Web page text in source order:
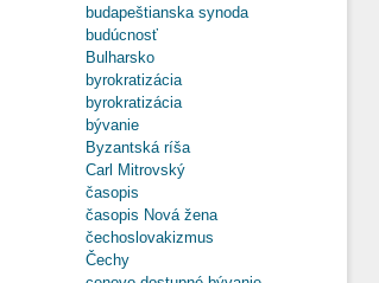
budapeštianska synoda
budúcnosť
Bulharsko
byrokratizácia
byrokratizácia
bývanie
Byzantská ríša
Carl Mitrovský
časopis
časopis Nová žena
čechoslovakizmus
Čechy